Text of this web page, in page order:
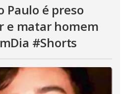
Paulo é preso
e matar homem
#Shorts